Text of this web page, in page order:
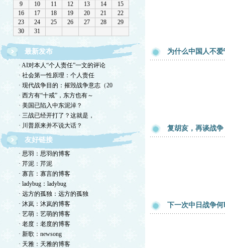
最新发布
· AI对本人“个人责任”一文的评论
· 社会第一性原理：个人责任
· 现代战争目的：摧毁战争意志（20
· 西方有“十戒”，东方也有～
· 美国已陷入中东泥淖？
· 三战已经开打了？这就是，
· 川普原来并不说大话？
友好链接
· 思羽：思羽的博客
· 芹泥：芹泥
· 寡言：寡言的博客
· ladybug：ladybug
· 远方的孤独：远方的孤独
· 沐岚：沐岚的博客
· 艺萌：艺萌的博客
· 老度：老度的博客
· 新歌：newsong
· 天雅：天雅的博客
为什么中国人不
复胡亥，再谈战争
下一次中日战争